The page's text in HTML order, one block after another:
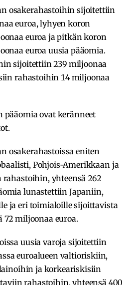
osakerahastoihin sijoitettiin
euroa, lyhyen koron
euroa ja pitkän koron
euroa uusia pääomia.
sijoitettiin 239 miljoonaa
rahastoihin 14 miljoonaa
pääomia ovat keränneet
osakerahastoissa eniten
Pohjois-Amerikkaan ja
yhteensä 262
lunastettiin Japaniin,
ja eri toimialoille sijoittavista
72 miljoonaa euroa.
uusia varoja sijoitettiin
euroalueen valtioriskiin,
ja korkeariskisiin
rahastoihin, yhteensä 400